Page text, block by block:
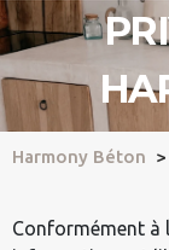
Harmony Béton
Conformément à